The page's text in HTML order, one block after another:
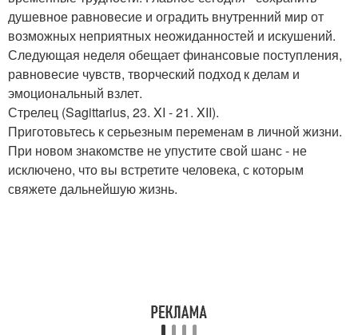
душевное равновесие и оградить внутренний мир от
возможных неприятных неожиданностей и искушений.
Следующая неделя обещает финансовые поступления,
равновесие чувств, творческий подход к делам и
эмоциональный взлет.
Стрелец (Sagittarius, 23. XI - 21. XII).
Приготовьтесь к серьезным переменам в личной жизни.
При новом знакомстве не упустите свой шанс - не
исключено, что вы встретите человека, с которым
свяжете дальнейшую жизнь.